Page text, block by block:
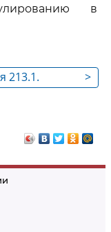
в
>
213.1.
и